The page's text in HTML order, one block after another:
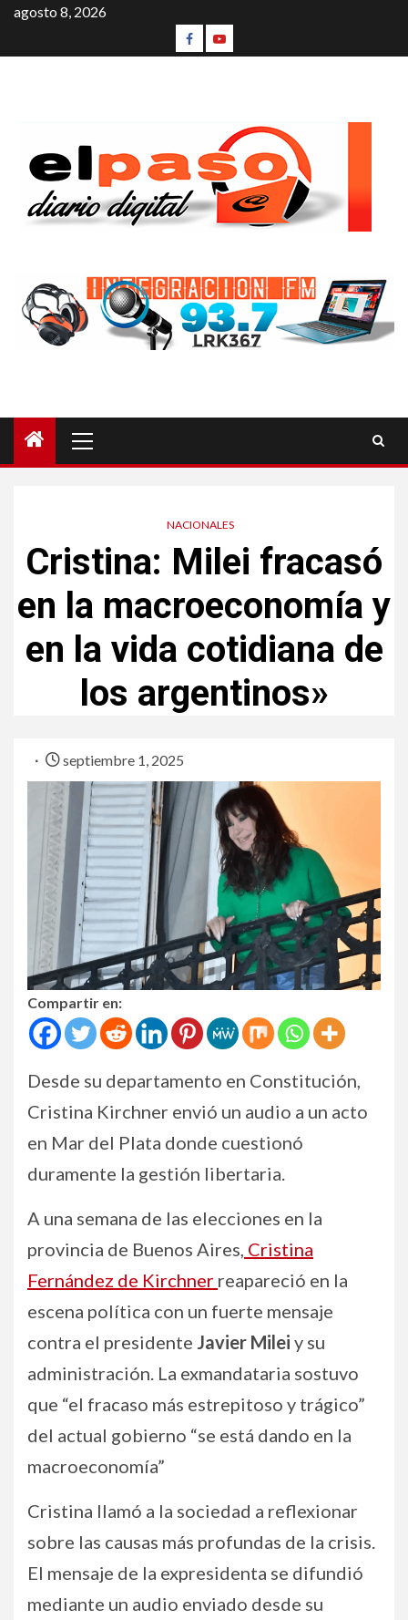
agosto 8, 2026
NACIONALES
Cristina: Milei fracasó
en la macroeconomía y
en la vida cotidiana de
los argentinos»
septiembre 1, 2025
Compartir en:
Desde su departamento en Constitución,
Cristina Kirchner envió un audio a un acto
en Mar del Plata donde cuestionó
duramente la gestión libertaria.
A una semana de las elecciones en la
provincia de Buenos Aires, Cristina
Fernández de Kirchner reapareció en la
escena política con un fuerte mensaje
contra el presidente Javier Milei y su
administración. La exmandataria sostuvo
que “el fracaso más estrepitoso y trágico”
del actual gobierno “se está dando en la
macroeconomía”
Cristina llamó a la sociedad a reflexionar
sobre las causas más profundas de la crisis.
El mensaje de la expresidenta se difundió
mediante un audio enviado desde su